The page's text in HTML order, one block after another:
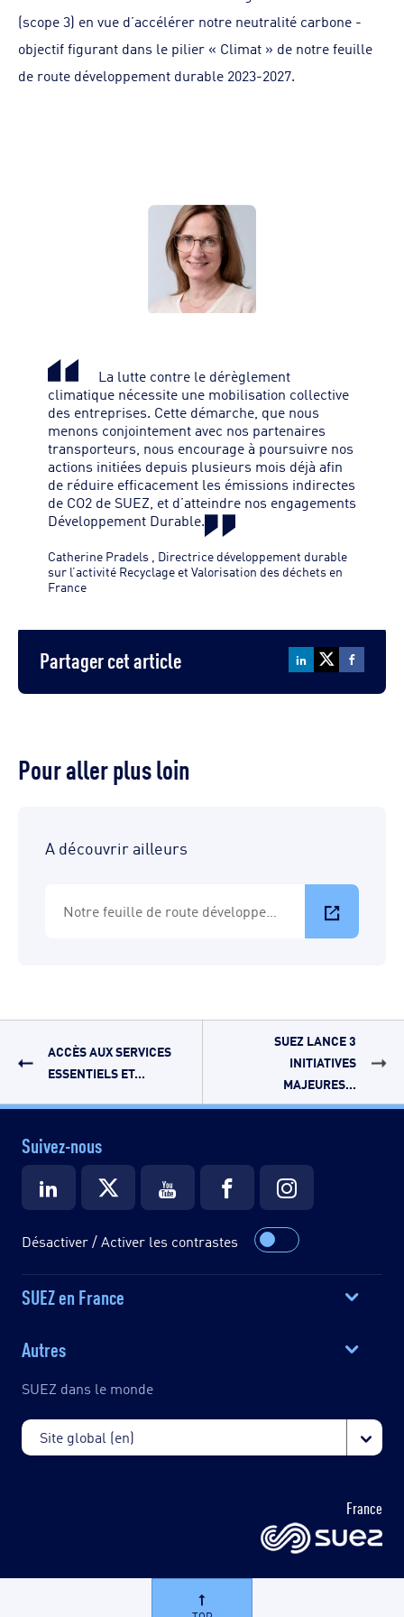
(scope 3) en vue d’accélérer notre neutralité carbone -
objectif figurant dans le pilier « Climat » de notre feuille
de route développement durable 2023-2027.
La lutte contre le dérèglement
climatique nécessite une mobilisation collective
des entreprises. Cette démarche, que nous
menons conjointement avec nos partenaires
transporteurs, nous encourage à poursuivre nos
actions initiées depuis plusieurs mois déjà afin
de réduire efficacement les émissions indirectes
de CO2 de SUEZ, et d’atteindre nos engagements
Développement Durable.
Catherine Pradels Directrice développement durable
sur l’activité Recyclage et Valorisation des déchets en
France
Partager cet article
Pour aller plus loin
A découvrir ailleurs
ACCÈS AUX SERVICES
ESSENTIELS ET...
SUEZ LANCE 3
INITIATIVES
MAJEURES...
Suivez-nous
Désactiver / Activer les contrastes
SUEZ en France
Autres
SUEZ dans le monde
France